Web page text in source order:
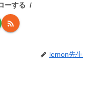
ーする
lemon先生